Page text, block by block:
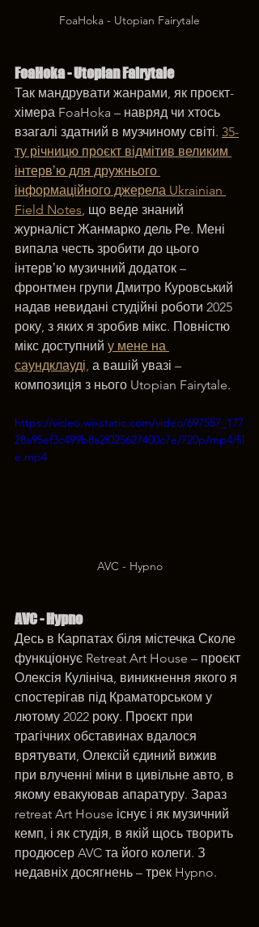
FoaHoka - Utopian Fairytale
FoaHoka - Utopian Fairytale
Так мандрувати жанрами, як проєкт-
хімера FoaHoka – навряд чи хтось
взагалі здатний в музчиному світі. 35-
ту річницю проєкт відмітив великим
інтервʼю для дружнього
інформаційного джерела Ukrainian
Field Notes , що веде знаний
журналіст Жанмарко дель Ре. Мені
випала честь зробити до цього
інтервʼю музичний додаток –
фронтмен групи Дмитро Куровський
надав невидані студійні роботи 2025
року, з яких я зробив мікс. Повністю
мікс доступний у мене на
саундклауді, а вашій увазі –
композиція з нього Utopian Fairytale.
https://video.wixstatic.com/video/697557_177
28a95ef3c499b8a2f025627400c7e/720p/mp4/fil
e.mp4
AVC - Hypno
AVC - Hypno
Десь в Карпатах біля містечка Сколе
функціонує Retreat Art House – проєкт
Олексія Кулініча, виникнення якого я
спостерігав під Краматорськом у
лютому 2022 року. Проєкт при
трагічних обставинах вдалося
врятувати, Олексій єдиний вижив
при влученні міни в цивільне авто, в
якому евакуював апаратуру. Зараз
retreat Art House існує і як музичний
кемп, і як студія, в якій щось творить
продюсер AVC та його колеги. З
недавніх досягнень – трек Hypno.